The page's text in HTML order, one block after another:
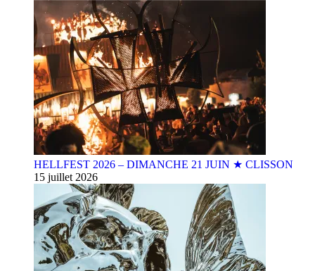
HELLFEST 2026 – DIMANCHE 21 JUIN ★ CLISSON
15 juillet 2026